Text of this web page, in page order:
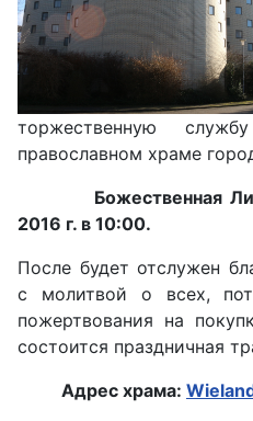
торжественную
православном храме
Божественная
2016 г. в 10:00.
После будет отслужен
с молитвой о всех,
пожертвования на
состоится праздничная
Адрес храма: